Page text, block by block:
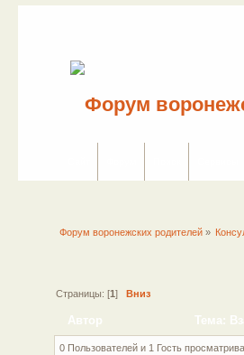
Форум воронежских родителей»
Страницы: [1 ] Вниз
Автор Тема:
0 Пользователей и 1 Гость